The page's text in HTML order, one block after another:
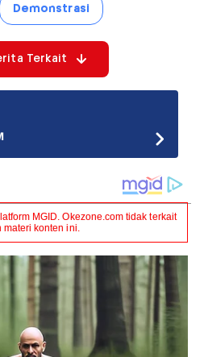
Demonstrasi
Terkait